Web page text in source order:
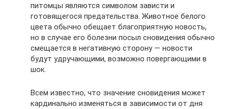
питомцы являются символом зависти и
готовящегося предательства. Животное белого
цвета обычно обещает благоприятную новость,
но в случае его болезни посыл сновидения обычно
смещается в негативную сторону — новости
будут удручающими, возможно повергающими в
шок.
Всем известно, что значение сновидения может
кардинально изменяться в зависимости от дня